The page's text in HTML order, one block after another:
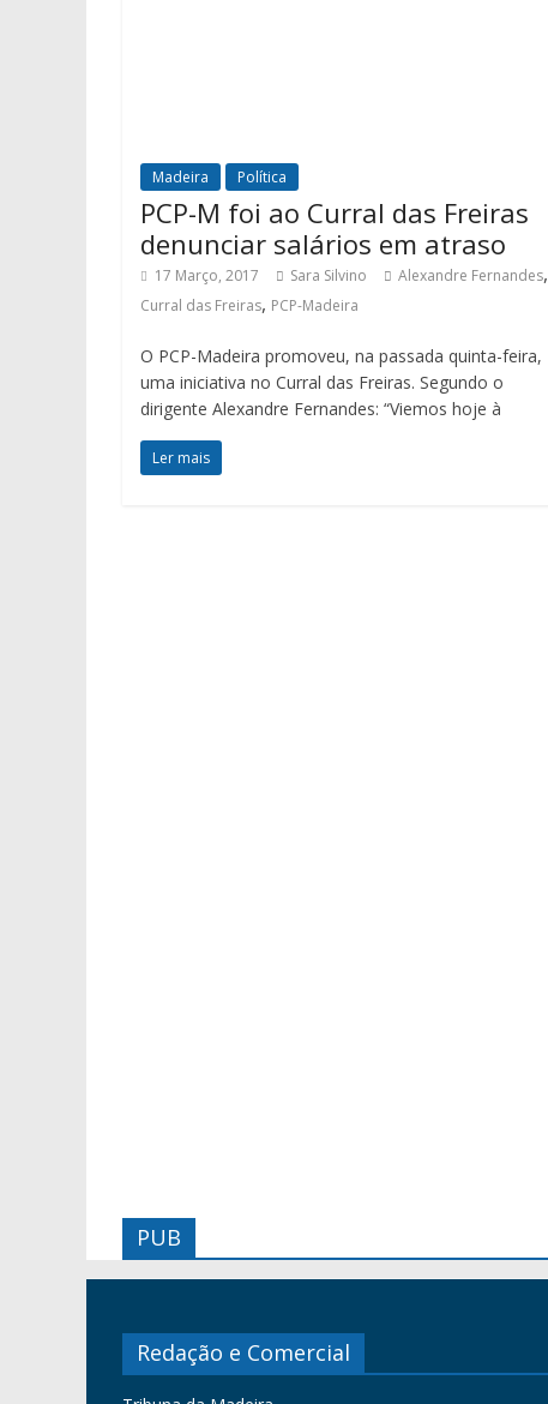
Madeira Política
PCP-M foi ao Curral das Freiras
denunciar salários em atraso
17 Março, 2017 Sara Silvino Alexandre Fernandes,
Curral das Freiras, PCP-Madeira
O PCP-Madeira promoveu, na passada quinta-feira,
uma iniciativa no Curral das Freiras. Segundo o
dirigente Alexandre Fernandes: “Viemos hoje à
Ler mais
PUB
Redação e Comercial